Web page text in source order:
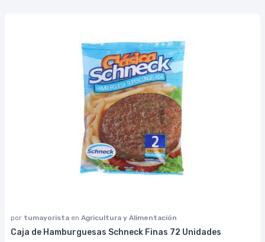
por tumayorista en Agricultura y Alimentación
Caja de Hamburguesas Schneck Finas 72 Unidades